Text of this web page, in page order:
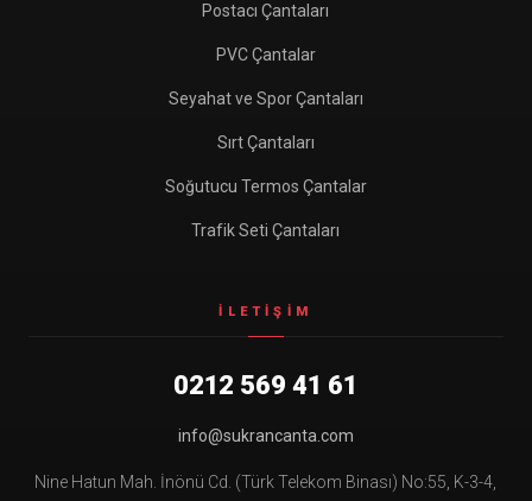
Postacı Çantaları
PVC Çantalar
Seyahat ve Spor Çantaları
Sırt Çantaları
Soğutucu Termos Çantalar
Trafik Seti Çantaları
İLETIŞIM
0212 569 41 61
info@sukrancanta.com
Nine Hatun Mah. İnönü Cd. (Türk Telekom Binası) No:55, K-3-4,